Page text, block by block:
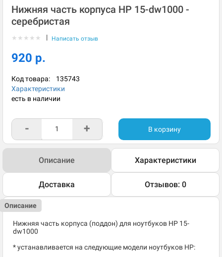
Нижняя часть корпуса HP 15-dw1000 -
серебристая
★ ★ ★ ★ ★ | Написать отзыв
920 р.
Код товара: 135743
Характеристики
есть в наличии
- + В корзину
Описание Характеристики
Доставка Отзывов: 0
Описание
Нижняя часть корпуса (поддон) для ноутбуков HP 15-
dw1000
* устанавливается на следующие модели ноутбуков HP: